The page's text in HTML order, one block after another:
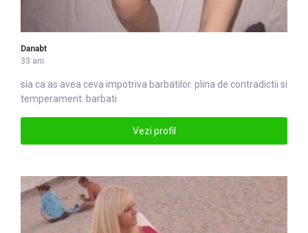
Danabt
33 ani
sia ca as avea ceva impotriva barbati lor. plina de contradictii si
temperament. barbati
Vezi profil